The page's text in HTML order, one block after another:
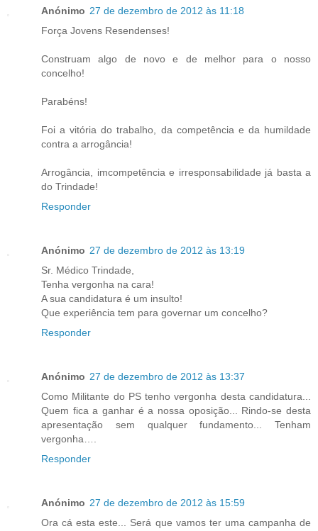
Anónimo 27 de dezembro de 2012 às 11:18
Força Jovens Resendenses!
Construam algo de novo e de melhor para o nosso
concelho!
Parabéns!
Foi a vitória do trabalho, da competência e da humildade
contra a arrogância!
Arrogância, imcompetência e irresponsabilidade já basta a
do Trindade!
Responder
Anónimo 27 de dezembro de 2012 às 13:19
Sr. Médico Trindade,
Tenha vergonha na cara!
A sua candidatura é um insulto!
Que experiência tem para governar um concelho?
Responder
Anónimo 27 de dezembro de 2012 às 13:37
Como Militante do PS tenho vergonha desta candidatura...
Quem fica a ganhar é a nossa oposição... Rindo-se desta
apresentação sem qualquer fundamento... Tenham
vergonha….
Responder
Anónimo 27 de dezembro de 2012 às 15:59
Ora cá esta este... Será que vamos ter uma campanha de